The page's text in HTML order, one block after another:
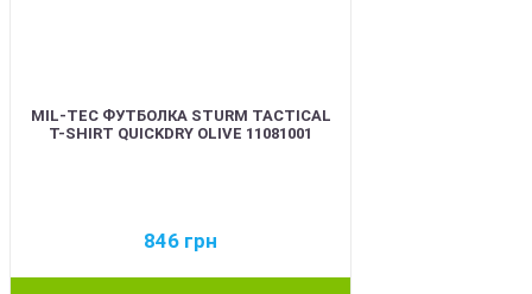
MIL-TEC ФУТБОЛКА STURM TACTICAL
T-SHIRT QUICKDRY OLIVE 11081001
846 грн